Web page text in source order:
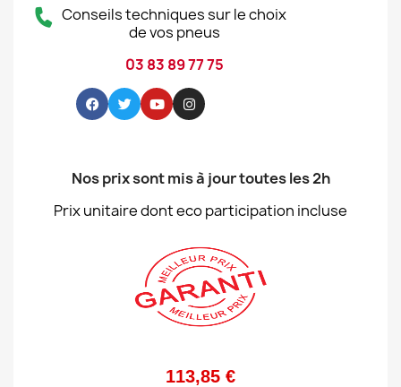
Conseils techniques sur le choix
de vos pneus
03 83 89 77 75
Nos prix sont mis à jour toutes les 2h
Prix unitaire dont eco participation incluse
113,85 €